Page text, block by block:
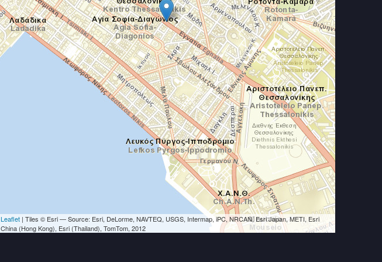
Leaflet | Tiles © Esri — Source: Esri, DeLorme, NAVTEQ, USGS, Intermap, iPC, NRCAN, Esri Japan, METI, Esri
China (Hong Kong), Esri (Thailand), TomTom, 2012